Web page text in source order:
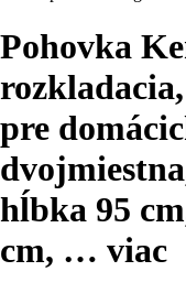
Pohovka
pre
hĺbka 95
cm, … viac